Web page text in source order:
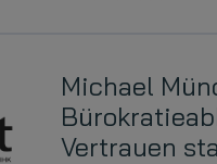
Michael
Vertrauen